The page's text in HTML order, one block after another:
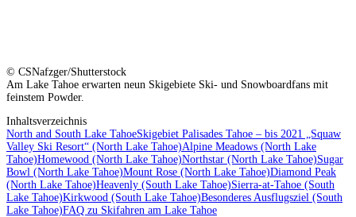
© CSNafzger/Shutterstock
Am Lake Tahoe erwarten neun Skigebiete Ski- und Snowboardfans mit
feinstem Powder.
Inhaltsverzeichnis
North and South Lake TahoeSkigebiet Palisades Tahoe – bis 2021 „Squaw
Valley Ski Resort“ (North Lake Tahoe)Alpine Meadows (North Lake
Tahoe)Homewood (North Lake Tahoe)Northstar (North Lake Tahoe)Sugar
Bowl (North Lake Tahoe)Mount Rose (North Lake Tahoe)Diamond Peak
(North Lake Tahoe)Heavenly (South Lake Tahoe)Sierra-at-Tahoe (South
Lake Tahoe)Kirkwood (South Lake Tahoe)Besonderes Ausflugsziel (South
Lake Tahoe)FAQ zu Skifahren am Lake Tahoe